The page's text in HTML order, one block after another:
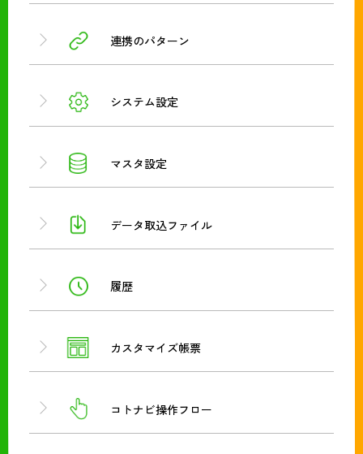
連携のパターン
システム設定
マスタ設定
データ取込ファイル
履歴
カスタマイズ帳票
コトナビ操作フロー